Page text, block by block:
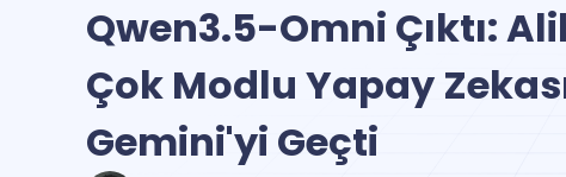
Qwen3.5-Omni Çıktı:
Çok Modlu Yapay
Gemini'yi Geçti